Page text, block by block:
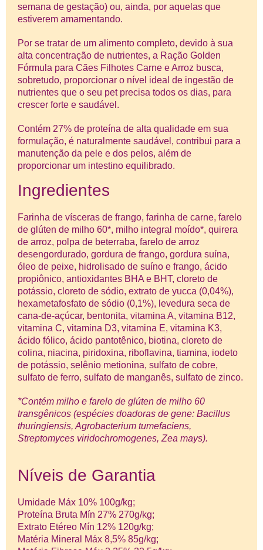
semana de gestação) ou, ainda, por aquelas que
estiverem amamentando.
Por se tratar de um alimento completo, devido à sua
alta concentração de nutrientes, a Ração Golden
Fórmula para Cães Filhotes Carne e Arroz busca,
sobretudo, proporcionar o nível ideal de ingestão de
nutrientes que o seu pet precisa todos os dias, para
crescer forte e saudável.
Contém 27% de proteína de alta qualidade em sua
formulação, é naturalmente saudável, contribui para a
manutenção da pele e dos pelos, além de
proporcionar um intestino equilibrado.
Ingredientes
Farinha de vísceras de frango, farinha de carne, farelo
de glúten de milho 60*, milho integral moído*, quirera
de arroz, polpa de beterraba, farelo de arroz
desengordurado, gordura de frango, gordura suína,
óleo de peixe, hidrolisado de suíno e frango, ácido
propiônico, antioxidantes BHA e BHT, cloreto de
potássio, cloreto de sódio, extrato de yucca (0,04%),
hexametafosfato de sódio (0,1%), levedura seca de
cana-de-açúcar, bentonita, vitamina A, vitamina B12,
vitamina C, vitamina D3, vitamina E, vitamina K3,
ácido fólico, ácido pantotênico, biotina, cloreto de
colina, niacina, piridoxina, riboflavina, tiamina, iodeto
de potássio, selênio metionina, sulfato de cobre,
sulfato de ferro, sulfato de manganês, sulfato de zinco.
*Contém milho e farelo de glúten de milho 60
transgênicos (espécies doadoras de gene: Bacillus
thuringiensis, Agrobacterium tumefaciens,
Streptomyces viridochromogenes, Zea mays).
Níveis de Garantia
Umidade Máx 10% 100g/kg;
Proteína Bruta Mín 27% 270g/kg;
Extrato Etéreo Mín 12% 120g/kg;
Matéria Mineral Máx 8,5% 85g/kg;